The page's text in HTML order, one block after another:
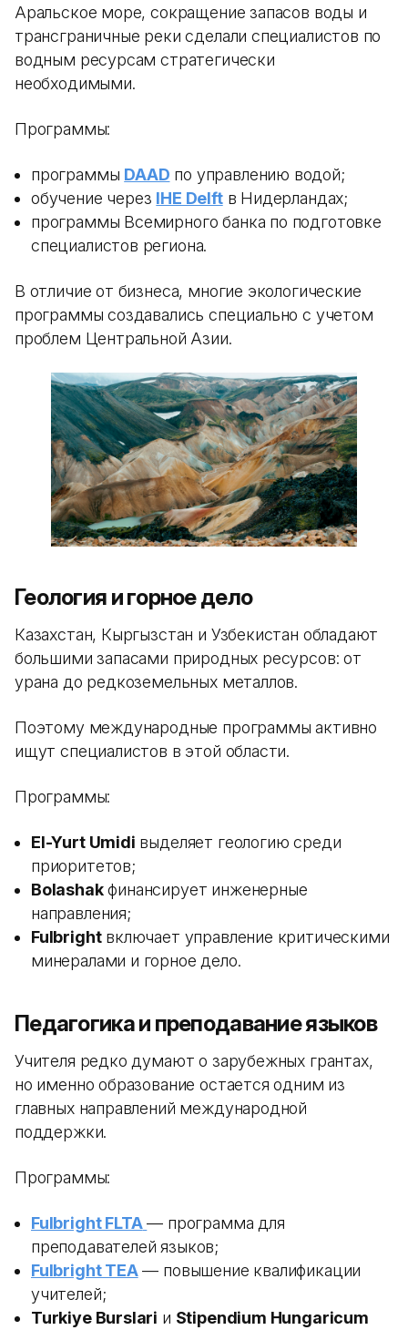
Аральское море, сокращение запасов воды и
трансграничные реки сделали специалистов по
водным ресурсам стратегически
необходимыми.
Программы:
программы DAAD по управлению водой;
обучение через IHE Delftв Нидерландах;
программы Всемирного банка по подготовке
специалистов региона.
В отличие от бизнеса, многие экологические
программы создавались специально с учетом
проблем Центральной Азии.
Геология и горное дело
Казахстан, Кыргызстан и Узбекистан обладают
большими запасами природных ресурсов: от
урана до редкоземельных металлов.
Поэтому международные программы активно
ищут специалистов в этой области.
Программы:
El-Yurt Umidi выделяет геологию среди
приоритетов;
Bolashakфинансирует инженерные
направления;
Fulbrightвключает управление критическими
минералами и горное дело.
Педагогика и преподавание языков
Учителя редко думают о зарубежных грантах,
но именно образование остается одним из
главных направлений международной
поддержки.
Программы:
Fulbright FLTA — программа для
преподавателей языков;
Fulbright TEA— повышение квалификации
учителей;
Turkiye Burslari и Stipendium Hungaricum